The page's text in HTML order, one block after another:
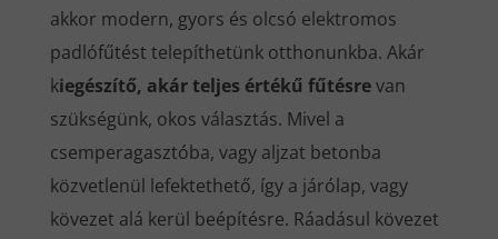
akkor modern, gyors és olcsó elektromos
padlófűtést telepíthetünk otthonunkba. Akár
kiegészítő, akár teljes értékű fűtésrevan
szükségünk, okos választás. Mivel a
csemperagasztóba, vagy aljzat betonba
közvetlenül lefektethető, így a járólap, vagy
kövezet alá kerül beépítésre. Ráadásul kövezet